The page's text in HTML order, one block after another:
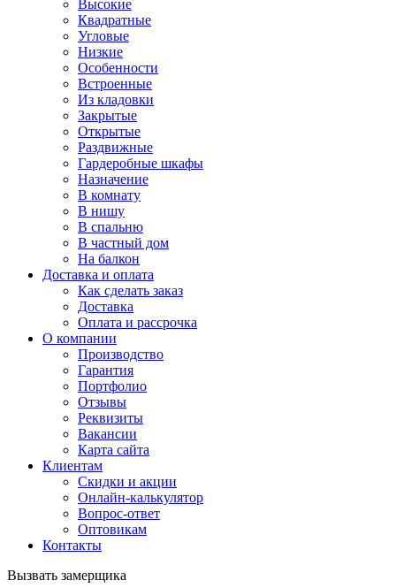
Высокие
Квадратные
Угловые
Низкие
Особенности
Встроенные
Из кладовки
Закрытые
Открытые
Раздвижные
Гардеробные шкафы
Назначение
В комнату
В нишу
В спальню
В частный дом
На балкон
Доставка и оплата
Как сделать заказ
Доставка
Оплата и рассрочка
О компании
Производство
Гарантия
Портфолио
Отзывы
Реквизиты
Вакансии
Карта сайта
Клиентам
Скидки и акции
Онлайн-калькулятор
Вопрос-ответ
Оптовикам
Контакты
Вызвать замерщика